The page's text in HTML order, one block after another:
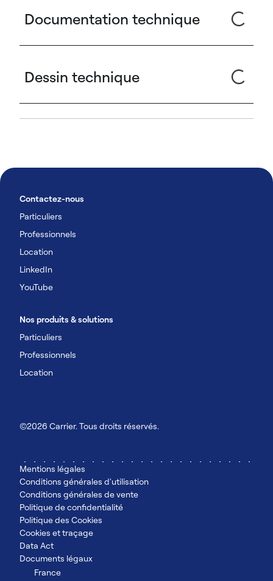
Documentation technique
Dessin technique
Contactez-nous
Particuliers
Professionnels
Location
LinkedIn
YouTube
Nos produits & solutions
Particuliers
Professionnels
Location
©2026 Carrier. Tous droits réservés.
Mentions légales
Conditions générales d'utilisation
Conditions générales de vente
Politique de confidentialité
Politique des Cookies
Cookies et traçage
Data Act
Documents légaux
France